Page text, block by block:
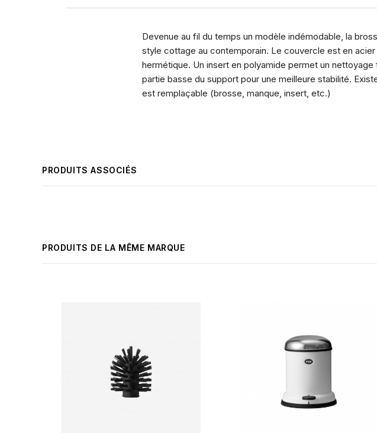
Devenue au fil du temps un modèle indémodable, la
style cottage au contemporain. Le couvercle est en
hermétique. Un insert en polyamide permet un
partie basse du support pour une meilleure stabilité.
est remplaçable (brosse, manque, insert, etc.)
PRODUITS ASSOCIÉS
PRODUITS DE LA MÊME MARQUE